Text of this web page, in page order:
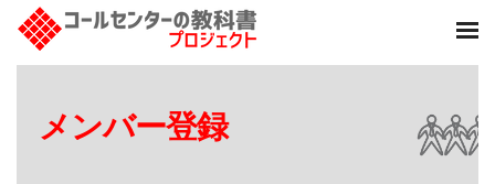
メンバー登録